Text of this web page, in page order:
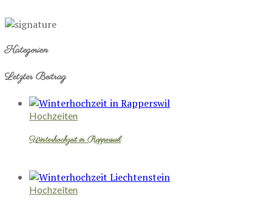
Kategorien
Letzter Beitrag
Hochzeiten
Winterhochzeit in Rapperswil
Hochzeiten